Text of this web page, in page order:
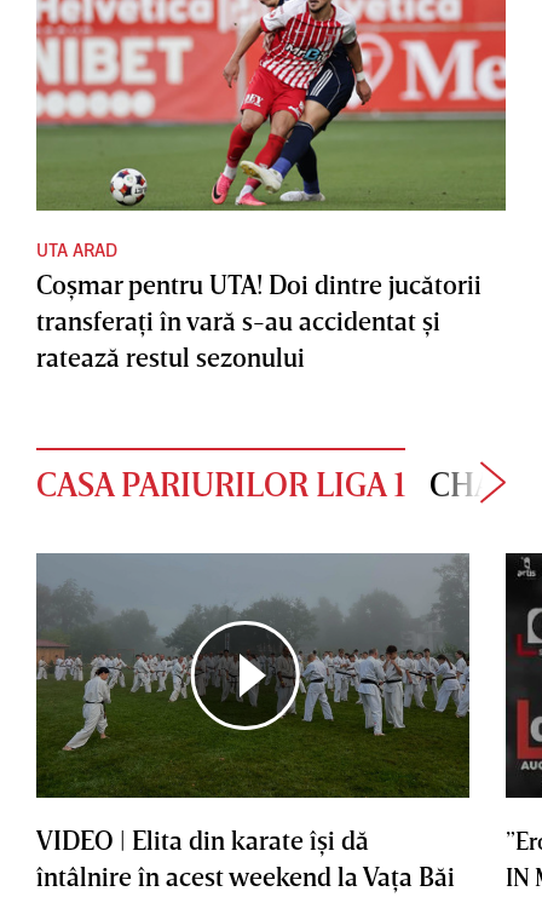
UTA ARAD
Coşmar pentru UTA! Doi dintre jucătorii
transferaţi în vară s-au accidentat şi
ratează restul sezonului
CASA PARIURILOR LIGA 1
VIDEO | Elita din karate îşi dă
întâlnire în acest weekend la Vaţa Băi
IN